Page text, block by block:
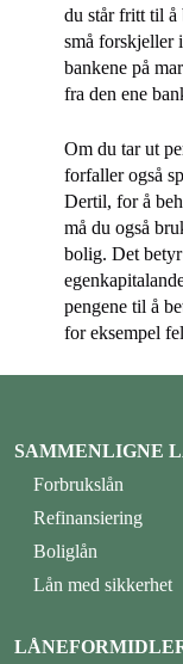
du står fritt til å
små forskjeller
bankene på
fra den ene
Om du tar ut
forfaller også
Dertil, for å
må du også
bolig. Det
pengene til å
for eksempel
SAMMENLIGNE
Forbrukslån
Refinansiering
Boliglån
Lån med sikkerhet